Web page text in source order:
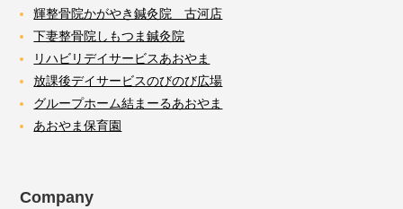
輝整骨院かがやき鍼灸院 古河店
下妻整骨院しもつま鍼灸院
リハビリデイサービスあおやま
放課後デイサービスのびのび広場
グループホーム結まーるあおやま
あおやま保育園
Company